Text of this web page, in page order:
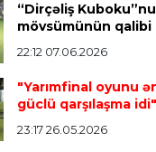
Leaunun alternativini
“Dirçəliş
mövsümünün qalibi
22:12 07.06.2026
"Yarımfinal oyunu
güclü qarşılaşma idi"
23:17 26.05.2026